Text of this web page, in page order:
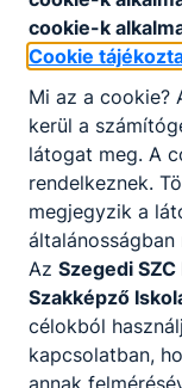
cookie-k
Cookie
Mi az a cookie?
kerül a
látogat meg. A
rendelkeznek.
megjegyzik a
Az Szegedi
Szakképző
célokból
kapcsolatban,
annak